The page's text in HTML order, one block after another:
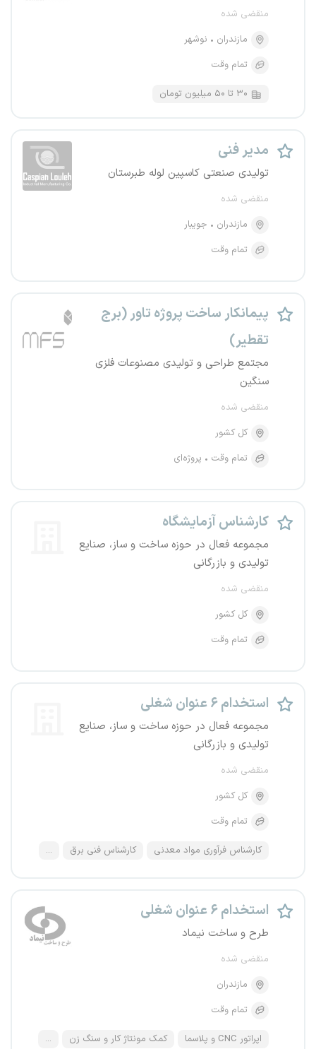
منقضی شده
مازندران
نوشهر
تمام وقت
۳۰ تا ۵۰ میلیون تومان
مدیر فنی
تولیدی صنعتی کاسپین لوله طبرستان
منقضی شده
مازندران
جویبار
تمام وقت
پیمانکار ساخت پروژه تاور (برج
تقطیر)
مجتمع طراحی و تولیدی مصنوعات فلزی
سنگین
منقضی شده
کل کشور
تمام وقت
پروژه‌ای
کارشناس آزمایشگاه
مجموعه فعال در حوزه ساخت و ساز، صنایع
تولیدی و بازرگانی
منقضی شده
کل کشور
تمام وقت
استخدام ۶ عنوان شغلی
مجموعه فعال در حوزه ساخت و ساز، صنایع
تولیدی و بازرگانی
منقضی شده
کل کشور
تمام وقت
کارشناس فرآوری مواد معدنی کارشناس فنی برق ...
استخدام ۶ عنوان شغلی
طرح و ساخت نیماد
منقضی شده
مازندران
تمام وقت
اپراتور CNC و پلاسما کمک مونتاژ کار و سنگ زن ...